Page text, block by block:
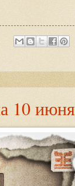
10 июня